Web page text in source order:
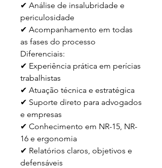
✔ Análise de insalubridade e
periculosidade
✔ Acompanhamento em todas
as fases do processo
Diferenciais:
✔ Experiência prática em perícias
trabalhistas
✔ Atuação técnica e estratégica
✔ Suporte direto para advogados
e empresas
✔ Conhecimento em NR-15, NR-
16 e ergonomia
✔ Relatórios claros, objetivos e
defensáveis